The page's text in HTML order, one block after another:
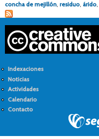
concha de mejillón, residuo, árido,
Indexaciones
Noticias
Actividades
Calendario
Contacto